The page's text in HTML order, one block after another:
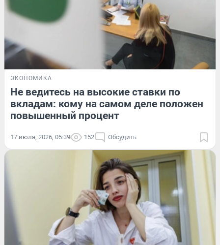
ЭКОНОМИКА
Не ведитесь на высокие ставки по
вкладам: кому на самом деле положен
повышенный процент
17 июля, 2026, 05:39 152 Обсудить